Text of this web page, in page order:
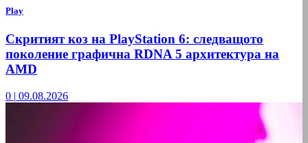
Play
Скритият коз на PlayStation 6: следващото
поколение графична RDNA 5 архитектура на
AMD
0 | 09.08.2026